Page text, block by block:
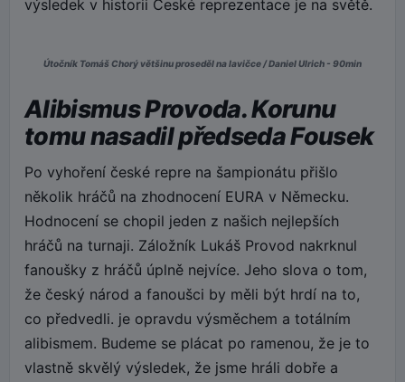
výsledek v historii České reprezentace je na světě.
Útočník Tomáš Chorý většinu proseděl na lavičce / Daniel Ulrich - 90min
Alibismus Provoda. Korunu
tomu nasadil předseda Fousek
Po vyhoření české repre na šampionátu přišlo
několik hráčů na zhodnocení EURA v Německu.
Hodnocení se chopil jeden z našich nejlepších
hráčů na turnaji. Záložník Lukáš Provod nakrknul
fanoušky z hráčů úplně nejvíce. Jeho slova o tom,
že český národ a fanoušci by měli být hrdí na to,
co předvedli. je opravdu výsměchem a totálním
alibismem. Budeme se plácat po ramenou, že je to
vlastně skvělý výsledek, že jsme hráli dobře a